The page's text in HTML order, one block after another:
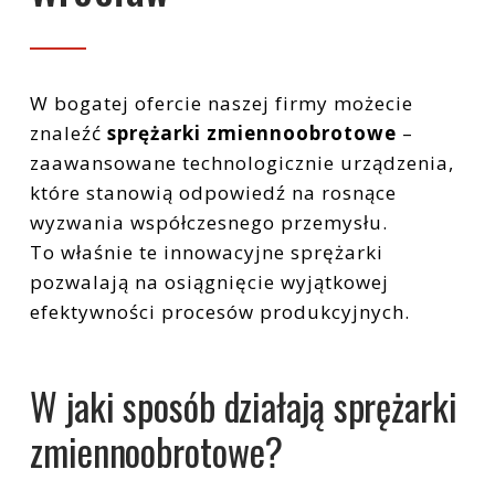
Zbiorniki ciśnieniowe
Instalacje
W bogatej ofercie naszej firmy możecie
znaleźć sprężarki zmiennoobrotowe –
zaawansowane technologicznie urządzenia,
które stanowią odpowiedź na rosnące
wyzwania współczesnego przemysłu.
To właśnie te innowacyjne sprężarki
pozwalają na osiągnięcie wyjątkowej
efektywności procesów produkcyjnych.
W jaki sposób działają sprężarki
zmiennoobrotowe?